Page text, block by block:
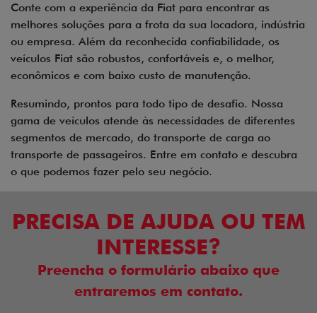
Conte com a experiência da Fiat para encontrar as
melhores soluções para a frota da sua locadora, indústria
ou empresa. Além da reconhecida confiabilidade, os
veículos Fiat são robustos, confortáveis e, o melhor,
econômicos e com baixo custo de manutenção.
Resumindo, prontos para todo tipo de desafio. Nossa
gama de veículos atende às necessidades de diferentes
segmentos de mercado, do transporte de carga ao
transporte de passageiros. Entre em contato e descubra
o que podemos fazer pelo seu negócio.
PRECISA DE AJUDA OU TEM
INTERESSE?
Preencha o formulário abaixo que
entraremos em contato.